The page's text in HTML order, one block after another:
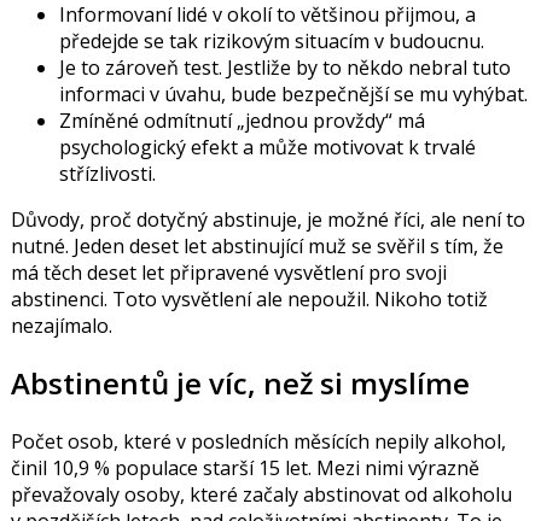
Informovaní lidé v okolí to většinou přijmou, a
předejde se tak rizikovým situacím v budoucnu.
Je to zároveň test. Jestliže by to někdo nebral tuto
informaci v úvahu, bude bezpečnější se mu vyhýbat.
Zmíněné odmítnutí „jednou provždy“ má
psychologický efekt a může motivovat k trvalé
střízlivosti.
Důvody, proč dotyčný abstinuje, je možné říci, ale není to
nutné. Jeden deset let abstinující muž se svěřil s tím, že
má těch deset let připravené vysvětlení pro svoji
abstinenci. Toto vysvětlení ale nepoužil. Nikoho totiž
nezajímalo.
Abstinentů je víc, než si myslíme
Počet osob, které v posledních měsících nepily alkohol,
činil 10,9 % populace starší 15 let. Mezi nimi výrazně
převažovaly osoby, které začaly abstinovat od alkoholu